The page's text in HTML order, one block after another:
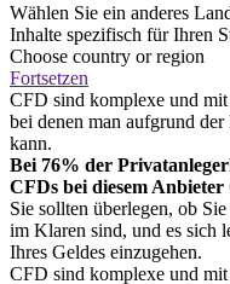
Wählen Sie ein anderes
Inhalte spezifisch für Ihren
Choose country or region
Fortsetzen
CFD sind komplexe und
bei denen man aufgrund
kann.
Bei 76% der
CFDs bei diesem
Sie sollten überlegen, ob
im Klaren sind, und es sich
Ihres Geldes einzugehen.
CFD sind komplexe und